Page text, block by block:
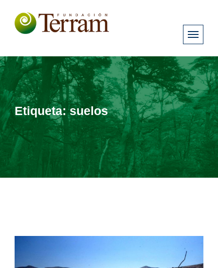
Etiqueta:suelos